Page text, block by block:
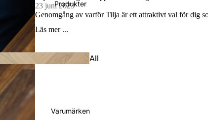
Produkter
All
Varumärken
23 juni 2023
Genomgång av varför Tilja är ett attraktivt val för dig
Läs mer ...